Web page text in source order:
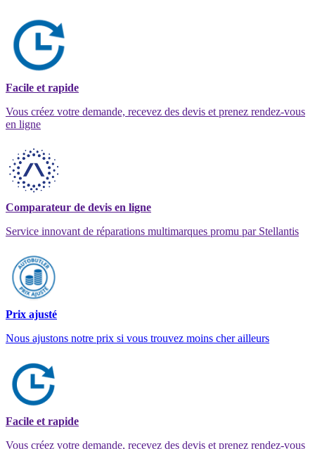
Facile et rapide
Vous créez votre demande, recevez des devis et prenez rendez-vous
en ligne
Comparateur de devis en ligne
Service innovant de réparations multimarques promu par Stellantis
Prix ajusté
Nous ajustons notre prix si vous trouvez moins cher ailleurs
Facile et rapide
Vous créez votre demande, recevez des devis et prenez rendez-vous